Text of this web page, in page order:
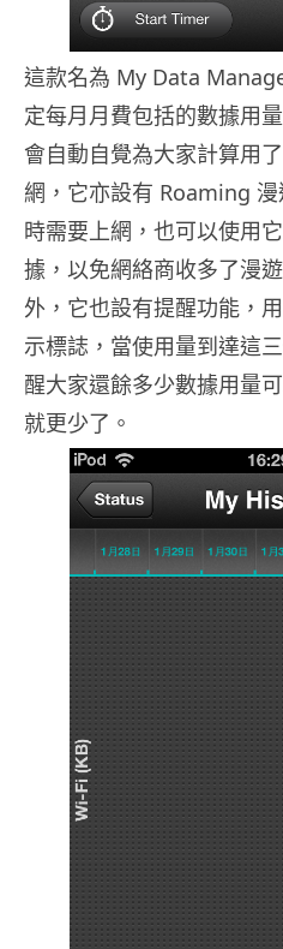
這款名為 My Data
定每月月費包括的數據用
會自動自覺為大家計算用
網，它亦設有 Roaming
時需要上網，也可以使用
據，以免網絡商收多了漫
外，它也設有提醒功能，
示標誌，當使用量到達這
醒大家還餘多少數據用量
就更少了。